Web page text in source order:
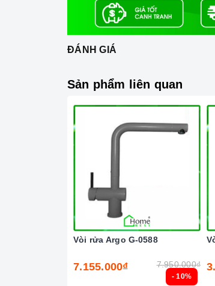
ĐÁNH GIÁ
Sản phẩm liên quan
- 10%
Vòi rửa Argo G-0588
7.155.000₫ 7.950.000₫